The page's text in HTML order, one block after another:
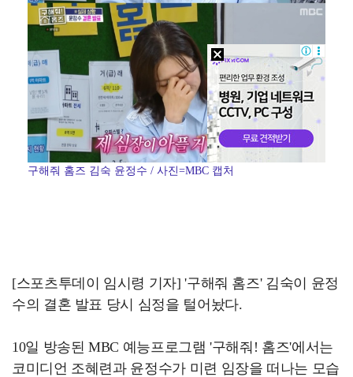
구해줘 홈즈 김숙 윤정수 / 사진=MBC 캡처
[스포츠투데이 임시령 기자] '구해줘 홈즈' 김숙이 윤정
수의 결혼 발표 당시 심정을 털어놨다.
10일 방송된 MBC 예능프로그램 '구해줘! 홈즈'에서는
코미디언 조혜련과 윤정수가 미련 임장을 떠나는 모습